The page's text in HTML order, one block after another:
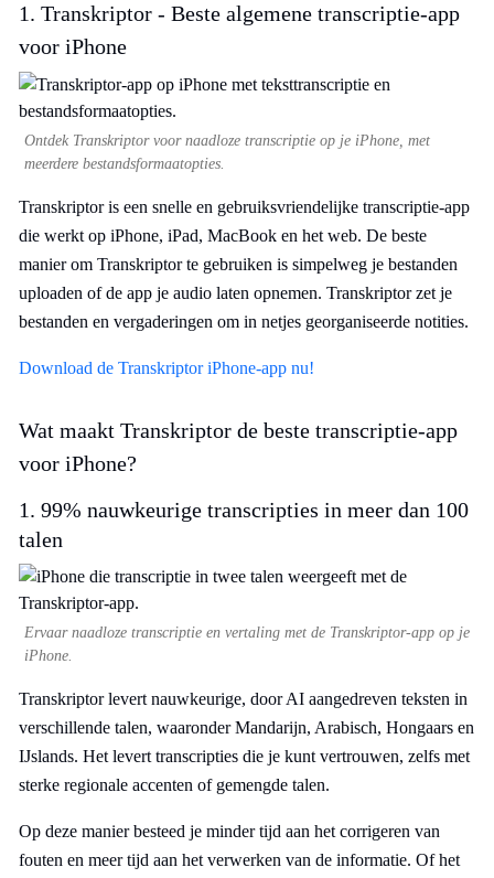
1. Transkriptor - Beste algemene transcriptie-app
voor iPhone
Ontdek Transkriptor voor naadloze transcriptie op je iPhone, met
meerdere bestandsformaatopties.
Transkriptor is een snelle en gebruiksvriendelijke transcriptie-app
die werkt op iPhone, iPad, MacBook en het web. De beste
manier om Transkriptor te gebruiken is simpelweg je bestanden
uploaden of de app je audio laten opnemen. Transkriptor zet je
bestanden en vergaderingen om in netjes georganiseerde notities.
Download de Transkriptor iPhone-app nu!
Wat maakt Transkriptor de beste transcriptie-app
voor iPhone?
1. 99% nauwkeurige transcripties in meer dan 100
talen
Ervaar naadloze transcriptie en vertaling met de Transkriptor-app op je
iPhone.
Transkriptor levert nauwkeurige, door AI aangedreven teksten in
verschillende talen, waaronder Mandarijn, Arabisch, Hongaars en
IJslands. Het levert transcripties die je kunt vertrouwen, zelfs met
sterke regionale accenten of gemengde talen.
Op deze manier besteed je minder tijd aan het corrigeren van
fouten en meer tijd aan het verwerken van de informatie. Of het